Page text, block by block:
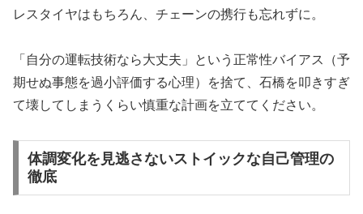
レスタイヤはもちろん、チェーンの携行も忘れずに。
「自分の運転技術なら大丈夫」という正常性バイアス（予
期せぬ事態を過小評価する心理）を捨て、石橋を叩きすぎ
て壊してしまうくらい慎重な計画を立ててください。
体調変化を見逃さないストイックな自己管理の
徹底